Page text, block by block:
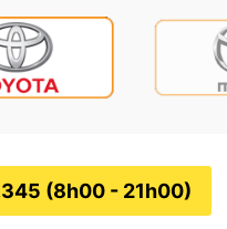
trang bị thêm
(8h00 - 21h00)